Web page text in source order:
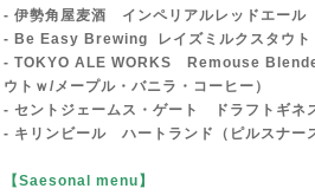
- 伊勢角屋麦酒 インペリアルレッドエール
- Be Easy Brewing
レイズミルクスタウト
- TOKYO ALE WORKS Remouse
ウトｗ/メープル・バニラ・コーヒー）
- セントジェームス・ゲート ドラフトギネ
- キリンビール ハートランド（ピルスナー
【Saesonal menu 】